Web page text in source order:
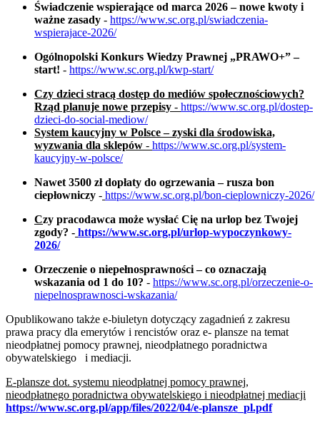
Świadczenie wspierające od marca 2026 – nowe kwoty i
ważne zasady - https://www.sc.org.pl/swiadczenia-
wspierajace-2026/
Ogólnopolski Konkurs Wiedzy Prawnej „PRAWO+” –
start! - https://www.sc.org.pl/kwp-start/
Czy dzieci stracą dostęp do mediów społecznościowych?
Rząd planuje nowe przepisy - https://www.sc.org.pl/dostep-
dzieci-do-social-mediow/
System kaucyjny w Polsce – zyski dla środowiska,
wyzwania dla sklepów - https://www.sc.org.pl/system-
kaucyjny-w-polsce/
Nawet 3500 zł dopłaty do ogrzewania – rusza bon
ciepłowniczy - https://www.sc.org.pl/bon-cieplowniczy-2026/
Czy pracodawca może wysłać Cię na urlop bez Twojej
zgody? - https://www.sc.org.pl/urlop-wypoczynkowy-
2026/
Orzeczenie o niepełnosprawności – co oznaczają
wskazania od 1 do 10? - https://www.sc.org.pl/orzeczenie-o-
niepelnosprawnosci-wskazania/
Opublikowano także e-biuletyn dotyczący zagadnień z zakresu
prawa pracy dla emerytów i rencistów oraz e- plansze na temat
nieodpłatnej pomocy prawnej, nieodpłatnego poradnictwa
obywatelskiego i mediacji.
E-plansze dot. systemu nieodpłatnej pomocy prawnej,
nieodpłatnego poradnictwa obywatelskiego i nieodpłatnej mediacji
https://www.sc.org.pl/app/files/2022/04/e-plansze_pl.pdf